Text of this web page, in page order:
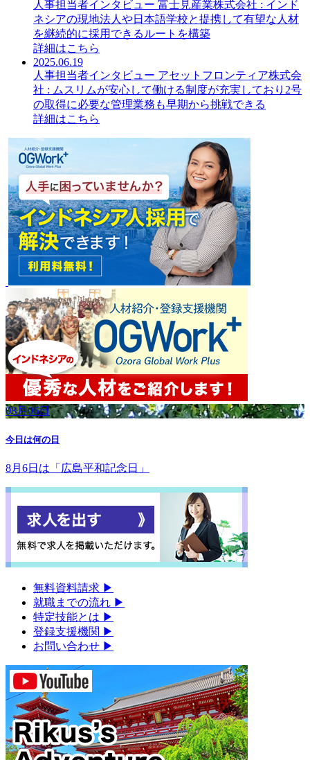
人事担当者インタビュー 富士見産業株式会社 : インド
ネシアの現地法人や日本語学校と提携して有望な人材
を継続的に採用できるルートを構築
詳細はこちら
2025.06.19
人事担当者インタビュー アセットフロンティア株式会
社 : ムスリムが安心して働ける制度が充実しており2号
の取得に必要な管理業務も早期から挑戦できる
詳細はこちら
08月06日
今日は何の日
8月6日は「広島平和記念日」
無料資料請求 ▶︎
就職までの流れ ▶︎
特定技能とは ▶︎
登録支援機関 ▶︎
お問い合わせ ▶︎